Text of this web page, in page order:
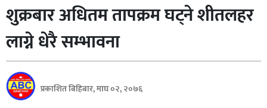
कुटनीती
अर्थ
रसरङ्ग
यौन/
स्वास्थ्य
शुक्रबार अधितम तापक्रम घट्ने शीतलहर
लाग्ने धेरै सम्भावना
प्रकाशित बिहिबार, माघ ०२, २०७६